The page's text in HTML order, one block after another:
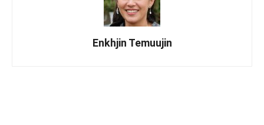
Enkhjin Temuujin